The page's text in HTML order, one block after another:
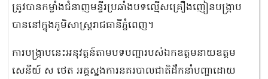
ត្រូវបានកម្លាំងជំនាញមន្ទីរប្រឆាំងបទល្មើសគ្រឿងញៀនបង្ក្រាប
បាននៅក្នុងភូមិសាស្ត្ររាជធានីភ្នំពេញ។
ការបង្ក្រាបនេះអនុវត្តន៍តាមបទបញ្ជារបស់ឯកឧត្ដមនាយឧត្ដម
សេនីយ៍ ស ថេត អគ្គស្នងការនគរបាលជាតិដឹកនាំបញ្ជាដោយ